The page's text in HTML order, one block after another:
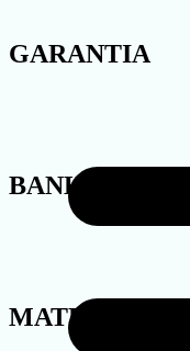
GARANTIA
BANHO
MATERIAL